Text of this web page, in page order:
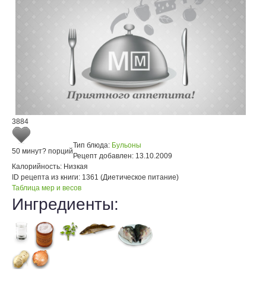
3884
50 минут? порций
Тип блюда: Бульоны
Рецепт добавлен: 13.10.2009
Калорийность: Низкая
ID рецепта из книги: 1361 (Диетическое питание)
Таблица мер и весов
Ингредиенты: